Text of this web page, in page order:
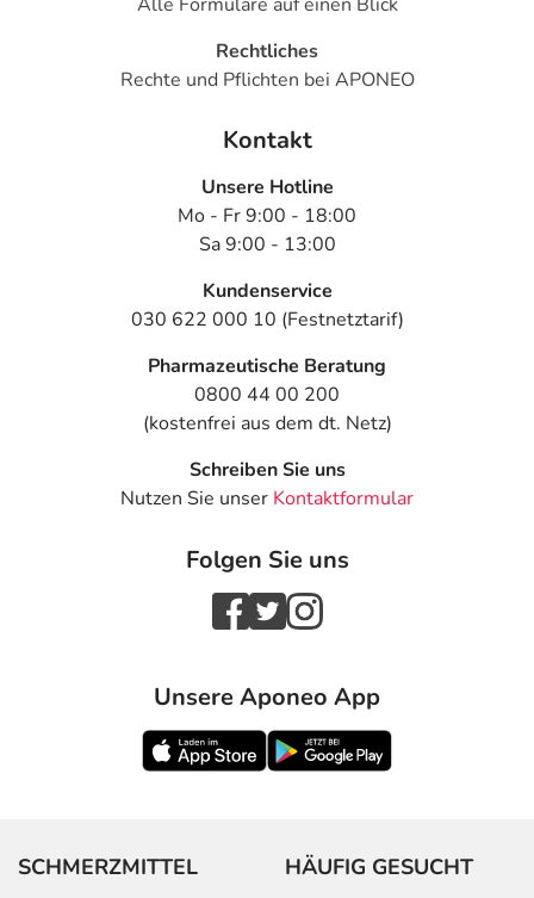
Rechtliches
Rechte und Pflichten bei APONEO
Kontakt
Unsere Hotline
Mo - Fr 9:00 - 18:00
Sa 9:00 - 13:00
Kundenservice
030 622 000 10 (Festnetztarif)
Pharmazeutische Beratung
0800 44 00 200
(kostenfrei aus dem dt. Netz)
Schreiben Sie uns
Nutzen Sie unser Kontaktformular
Folgen Sie uns
Unsere Aponeo App
SCHMERZMITTEL HÄUFIG GESUCHT